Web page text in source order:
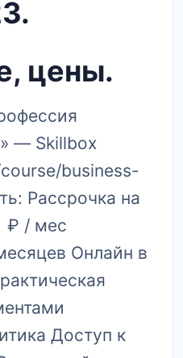
цены.
— Skillbox
business-
Рассрочка на
₽ / мес
Онлайн в
Доступ к